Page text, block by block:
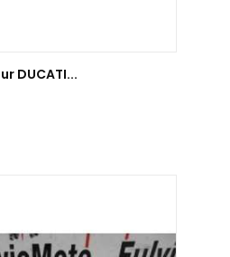
DUCATI...